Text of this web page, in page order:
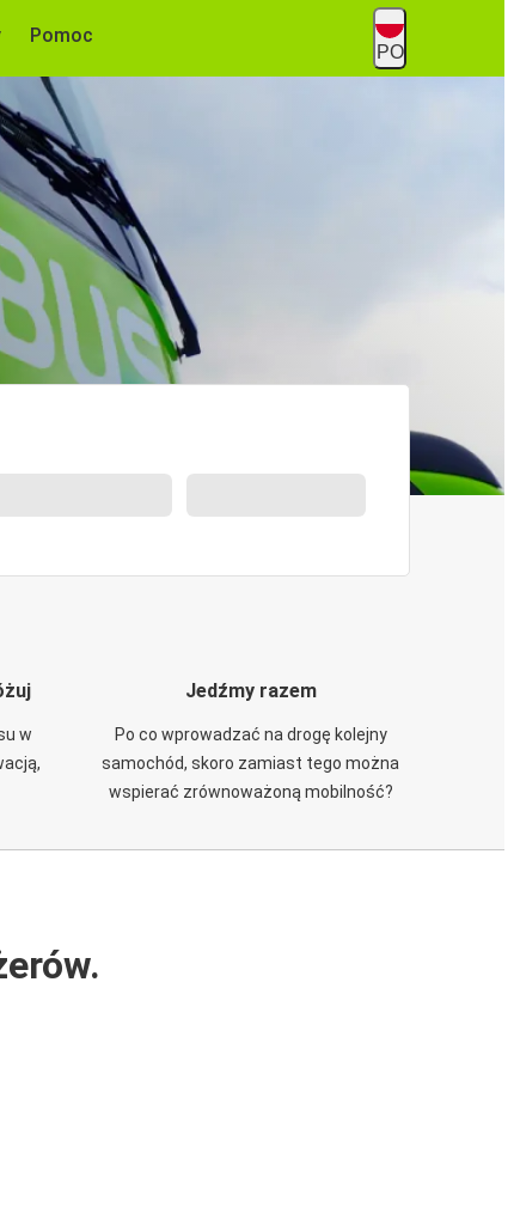
Pomoc
PO
w
Jedźmy razem
Po co wprowadzać na drogę kolejny
samochód, skoro zamiast tego można
wspierać zrównoważoną mobilność?